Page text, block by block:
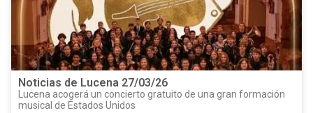
Noticias de Lucena 27/03/26
Lucena acogerá un concierto gratuito de una gran formación
musical de Estados Unidos